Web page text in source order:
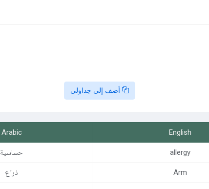
أضف إلى جداولي
English
Arabic
allergy حساسية
Arm ذراع